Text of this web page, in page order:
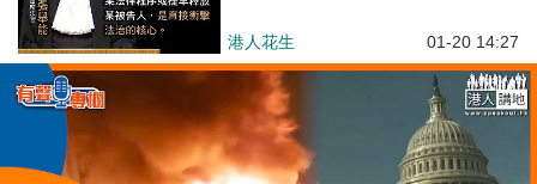
港人花生 01-20 14:27